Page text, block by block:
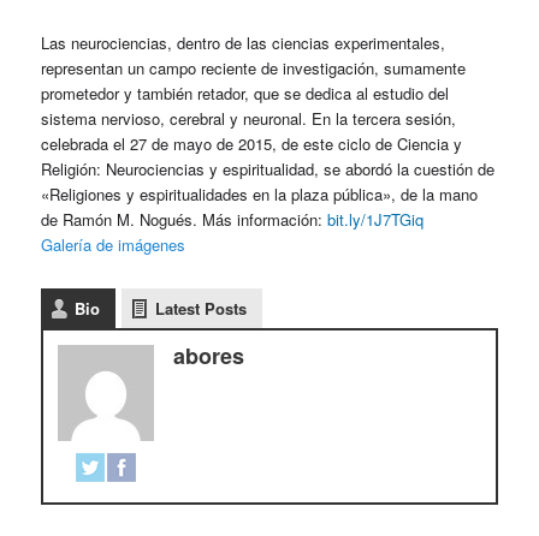
Las neurociencias, dentro de las ciencias experimentales,
representan un campo reciente de investigación, sumamente
prometedor y también retador, que se dedica al estudio del
sistema nervioso, cerebral y neuronal. En la tercera sesión,
celebrada el 27 de mayo de 2015, de este ciclo de Ciencia y
Religión: Neurociencias y espiritualidad, se abordó la cuestión de
«Religiones y espiritualidades en la plaza pública», de la mano
de Ramón M. Nogués. Más información:bit.ly/1J7TGiq
Galería de imágenes
Bio Latest Posts
abores